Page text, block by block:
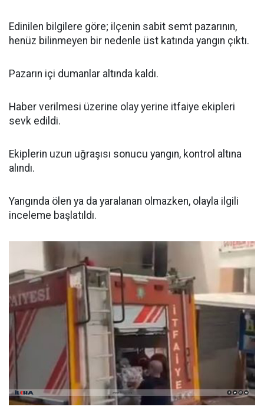
Edinilen bilgilere göre; ilçenin sabit semt pazarının,
henüz bilinmeyen bir nedenle üst katında yangın çıktı.
Pazarın içi dumanlar altında kaldı.
Haber verilmesi üzerine olay yerine itfaiye ekipleri
sevk edildi.
Ekiplerin uzun uğraşısı sonucu yangın, kontrol altına
alındı.
Yangında ölen ya da yaralanan olmazken, olayla ilgili
inceleme başlatıldı.